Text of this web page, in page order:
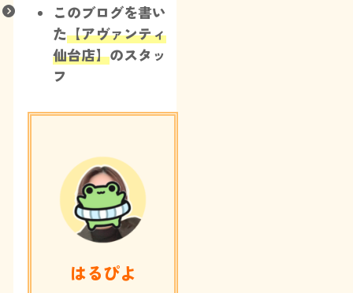
このブログを書い
た【アヴァンティ
仙台店】のスタッ
フ
はるぴよ